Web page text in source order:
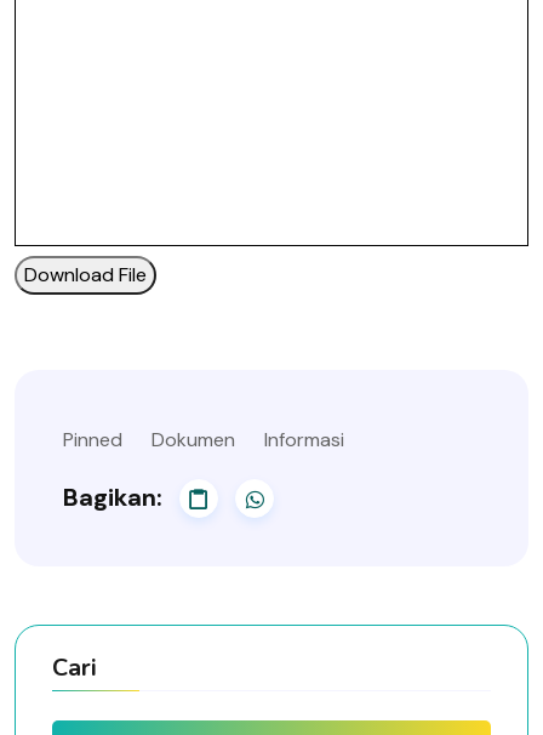
Download File
Pinned Dokumen Informasi
Bagikan:
Cari